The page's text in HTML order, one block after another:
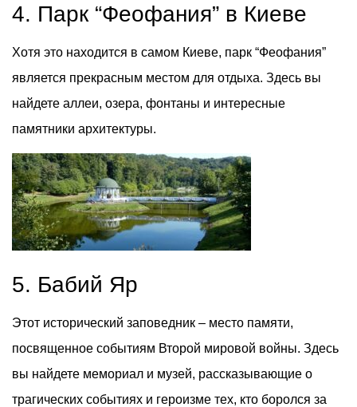
4. Парк “Феофания” в Киеве
Хотя это находится в самом Киеве, парк “Феофания”
является прекрасным местом для отдыха. Здесь вы
найдете аллеи, озера, фонтаны и интересные
памятники архитектуры.
5. Бабий Яр
Этот исторический заповедник – место памяти,
посвященное событиям Второй мировой войны. Здесь
вы найдете мемориал и музей, рассказывающие о
трагических событиях и героизме тех, кто боролся за